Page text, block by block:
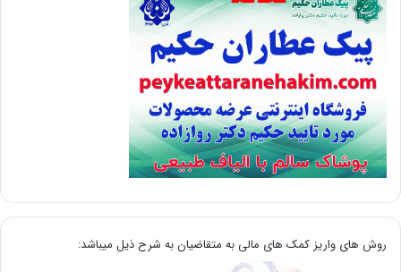
روش های واریز کمک های مالی به متقاضیان به شرح ذیل میباشد: